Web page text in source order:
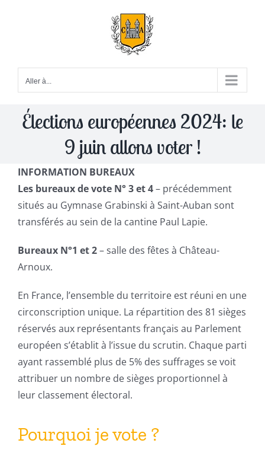
Aller à...
Élections européennes 2024: le
9 juin allons voter !
INFORMATION BUREAUX
Les bureaux de vote N° 3 et 4– précédemment
situés au Gymnase Grabinski à Saint-Auban sont
transférés au sein de la cantine Paul Lapie.
Bureaux N°1 et 2– salle des fêtes à Château-
Arnoux.
En France, l’ensemble du territoire est réuni en une
circonscription unique. La répartition des 81 sièges
réservés aux représentants français au Parlement
européen s’établit à l’issue du scrutin. Chaque parti
ayant rassemblé plus de 5% des suffrages se voit
attribuer un nombre de sièges proportionnel à
leur classement électoral.
Pourquoi je vote ?